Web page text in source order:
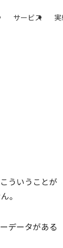
サービス
ういうことが
。
データがある